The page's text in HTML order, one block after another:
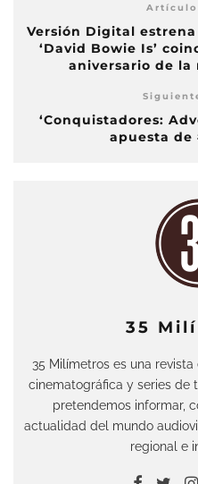
Versión Digital
‘David Bowie Is’
aniversario de
‘Conquistadores:
apuesta de
35
35 Milímetros es una
cinematográfica y series de
pretendemos informar,
actualidad del mundo
regional e